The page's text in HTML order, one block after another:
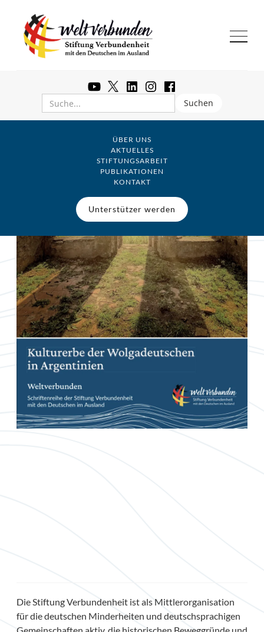
ÜBER UNS
AKTUELLES
STIFTUNGSARBEIT
PUBLIKATIONEN
KONTAKT
Unterstützer werden
Die Stiftung Verbundenheit ist als Mittlerorganisation
für die deutschen Minderheiten und deutschsprachigen
Gemeinschaften aktiv, die historischen Beweggründe und